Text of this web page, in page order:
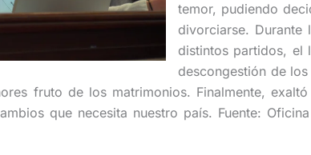
temor, pudiendo
divorciarse.
distintos partidos, el
descongestión de
fruto de los matrimonios. Finalmente,
que necesita nuestro país. Fuente: